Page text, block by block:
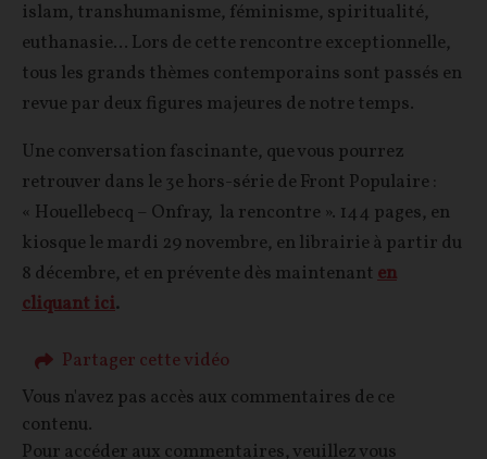
islam, transhumanisme, féminisme, spiritualité,
euthanasie... Lors de cette rencontre exceptionnelle,
tous les grands thèmes contemporains sont passés en
revue par deux figures majeures de notre temps.
Une conversation fascinante, que vous pourrez
retrouver dans le 3e hors-série de Front Populaire :
« Houellebecq – Onfray, la rencontre ». 144 pages, en
kiosque le mardi 29 novembre, en librairie à partir du
8 décembre, et en prévente dès maintenant en
cliquant ici.
Partager cette vidéo
Vous n'avez pas accès aux commentaires de ce
contenu.
Pour accéder aux commentaires, veuillez vous